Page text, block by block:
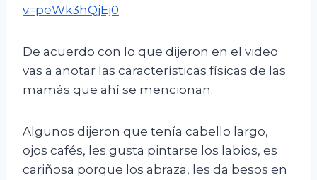
v=peWk3hQjEj0
De acuerdo con lo que dijeron en el video
vas a anotar las características físicas de las
mamás que ahí se mencionan.
Algunos dijeron que tenía cabello largo,
ojos cafés, les gusta pintarse los labios, es
cariñosa porque los abraza, les da besos en